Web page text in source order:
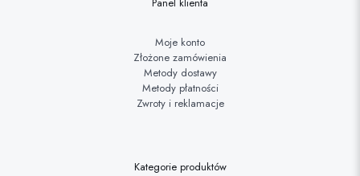
Moje konto
Złożone zamówienia
Metody dostawy
Metody płatności
Zwroty i reklamacje
Kategorie produktów